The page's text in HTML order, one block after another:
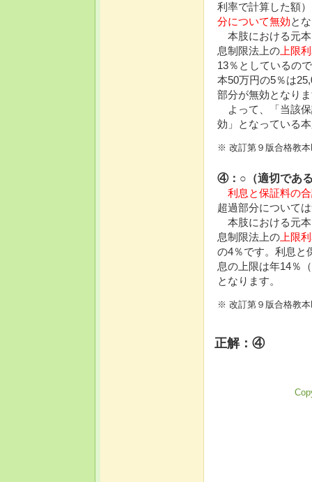
利率で計算した額
分について無効と
本肢における元
息制限法上の 上限
13％としているの
本50万円の5％は
部分が無効となり
よって、「当該保
効」となっている
※ 改訂第９版合格教
④：○（適切であ
利息と保証料の
超過部分について
本肢における元
息制限法上の 上限
の4％です。利息と
息の上限は年14％
となります。
※ 改訂第９版合格教
正解：④